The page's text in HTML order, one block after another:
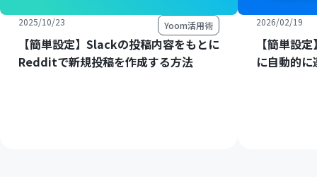
2025/10/23 Yoom活用術
【簡単設定】Slackの投稿内容をもとに
Redditで新規投稿を作成する方法
2026/02/19
【簡単設
に自動的